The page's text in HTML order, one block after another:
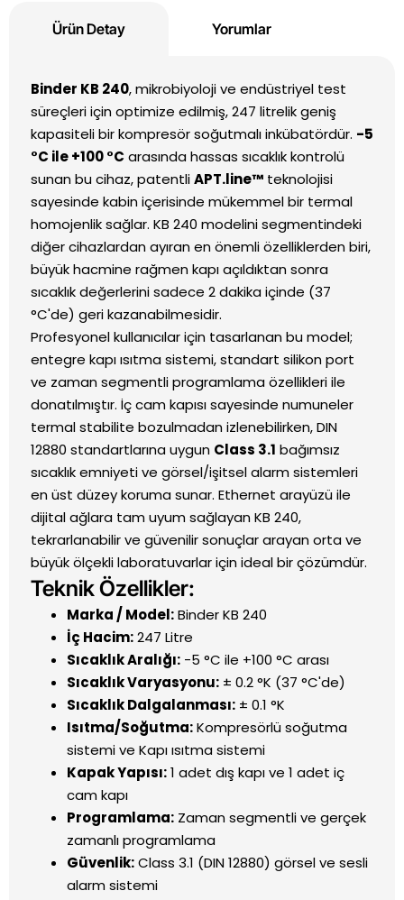
Ürün Detay Yorumlar
Binder KB 240, mikrobiyoloji ve endüstriyel test
süreçleri için optimize edilmiş, 247 litrelik geniş
kapasiteli bir kompresör soğutmalı inkübatördür. -5
°C ile +100 °C arasında hassas sıcaklık kontrolü
sunan bu cihaz, patentliAPT.line™ teknolojisi
sayesinde kabin içerisinde mükemmel bir termal
homojenlik sağlar. KB 240 modelini segmentindeki
diğer cihazlardan ayıran en önemli özelliklerden biri,
büyük hacmine rağmen kapı açıldıktan sonra
sıcaklık değerlerini sadece 2 dakika içinde (37
°C'de) geri kazanabilmesidir.
Profesyonel kullanıcılar için tasarlanan bu model;
entegre kapı ısıtma sistemi, standart silikon port
ve zaman segmentli programlama özellikleri ile
donatılmıştır. İç cam kapısı sayesinde numuneler
termal stabilite bozulmadan izlenebilirken, DIN
12880 standartlarına uygun Class 3.1 bağımsız
sıcaklık emniyeti ve görsel/işitsel alarm sistemleri
en üst düzey koruma sunar. Ethernet arayüzü ile
dijital ağlara tam uyum sağlayan KB 240,
tekrarlanabilir ve güvenilir sonuçlar arayan orta ve
büyük ölçekli laboratuvarlar için ideal bir çözümdür.
Teknik Özellikler:
Marka / Model:Binder KB 240
İç Hacim:247 Litre
Sıcaklık Aralığı: -5 °C ile +100 °C arası
Sıcaklık Varyasyonu: ± 0.2 °K (37 °C'de)
Sıcaklık Dalgalanması: ± 0.1 °K
Isıtma/Soğutma:Kompresörlü soğutma
sistemi ve Kapı ısıtma sistemi
Kapak Yapısı:1 adet dış kapı ve 1 adet iç
cam kapı
Programlama: Zaman segmentli ve gerçek
zamanlı programlama
Güvenlik:Class 3.1 (DIN 12880) görsel ve sesli
alarm sistemi